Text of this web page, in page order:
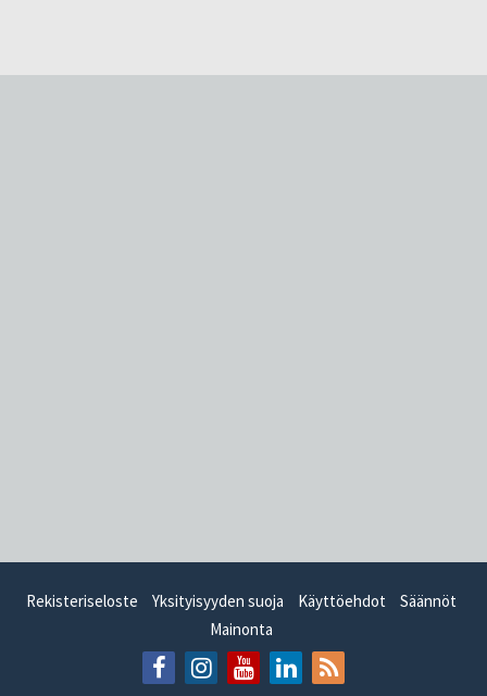
Rekisteriseloste Yksityisyyden suoja Käyttöehdot
Säännöt
Mainonta